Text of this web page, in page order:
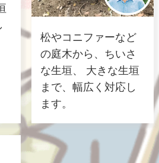
松やコニファーなど
の庭木から、ちいさ
な生垣、 大きな生垣
まで、幅広く対応し
ます。